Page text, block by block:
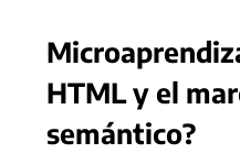
HTML y el
semántico?